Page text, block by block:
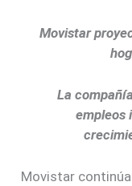
Movistar
La
empleos
Movistar